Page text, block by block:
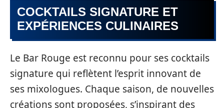
COCKTAILS SIGNATURE ET
EXPÉRIENCES CULINAIRES
Le Bar Rouge est reconnu pour ses cocktails
signature qui reflètent l’esprit innovant de
ses mixologues. Chaque saison, de nouvelles
créations sont proposées, s’inspirant des